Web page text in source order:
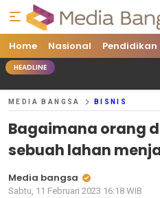
Media Bangsa
Portal Berita Nasional
Home Nasional Pendidikan
HEADLINE
MEDIA BANGSA BISNIS
Bagaimana orang
sebuah lahan
Media bangsa
Sabtu, 11 Februari 2023 16:18 WIB